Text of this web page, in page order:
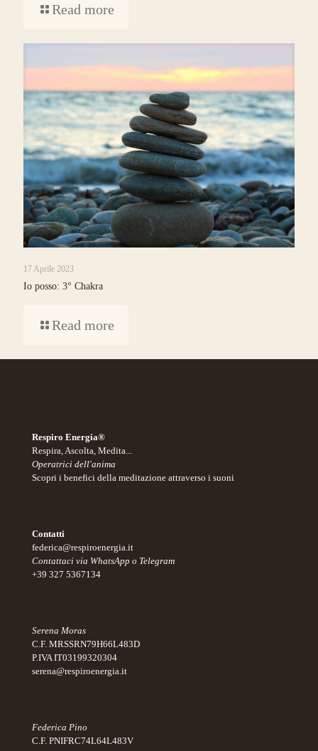
Read more
17 Aprile 2023
Io posso: 3° Chakra
Read more
Respiro Energia®
Respira, Ascolta, Medita...
Operatrici dell'anima
Scopri i benefici della meditazione attraverso i suoni
Contatti
federica@respiroenergia.it
Contattaci via WhatsApp o Telegram
+39 327 5367134
Serena Moras
C.F. MRSSRN79H66L483D
P.IVA IT03199320304
serena@respiroenergia.it
Federica Pino
C.F. PNIFRC74L64L483V